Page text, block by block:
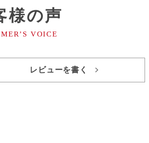
様の声
レビューを書く